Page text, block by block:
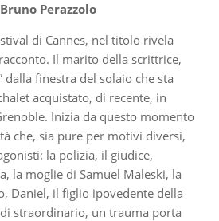
Perazzolo
di Cannes, nel titolo rivela
Il marito della scrittrice,
dalla finestra del solaio che sta
acquistato, di recente, in
Inizia da questo momento
che, sia pure per motivi diversi,
la polizia, il giudice,
la moglie di Samuel Maleski, la
Daniel, il figlio ipovedente della
straordinario, un trauma porta